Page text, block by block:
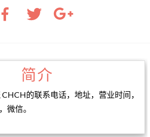
简介
的联系电话，地址，营业时间，
微信。